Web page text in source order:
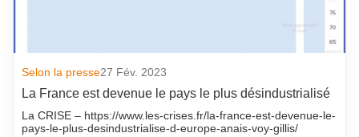
Selon la presse27 Fév. 2023
La France est devenue le pays le plus désindustrialisé
La CRISE – https://www.les-crises.fr/la-france-est-devenue-le-
pays-le-plus-desindustrialise-d-europe-anais-voy-gillis/